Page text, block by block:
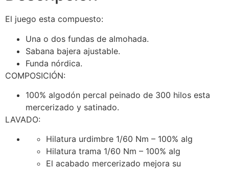
El juego esta compuesto:
Una o dos fundas de almohada.
Sabana bajera ajustable.
Funda nórdica.
COMPOSICIÓN:
100% algodón percal peinado de 300 hilos esta
mercerizado y satinado.
LAVADO:
Hilatura urdimbre 1/60 Nm – 100% alg
Hilatura trama 1/60 Nm – 100% alg
El acabado mercerizado mejora su